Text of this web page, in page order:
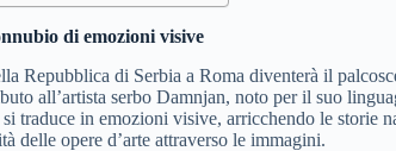
di emozioni visive
Repubblica di Serbia a Roma diventerà il
all’artista serbo Damnjan, noto per il suo
traduce in emozioni visive, arricchendo le storie
delle opere d’arte attraverso le immagini.